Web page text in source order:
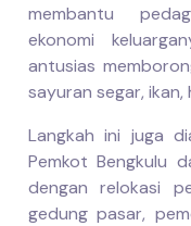
membantu
ekonomi
antusias
sayuran segar, ikan,
Langkah ini juga
Pemkot Bengkulu
dengan relokasi
gedung pasar,